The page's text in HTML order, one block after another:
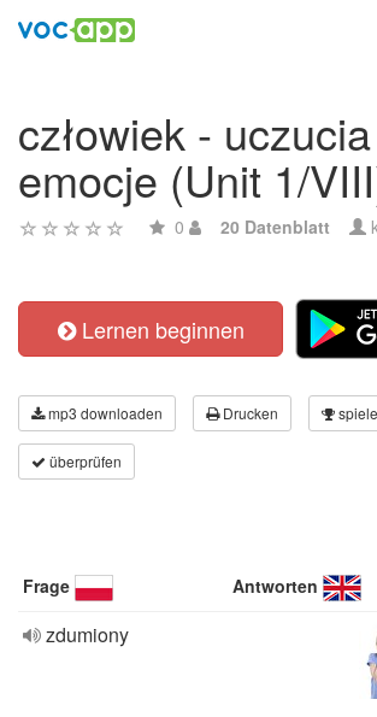
człowiek -
emocje (Unit 1/
0 20 Datenblatt
Lernen beginnen
mp3 downloaden Drucken
überprüfen
Frage Antworten
zdumiony